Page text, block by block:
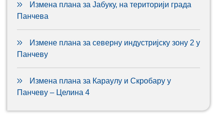
Измена плана за Јабуку, на територији града
Панчева
Измене плана за северну индустријску зону 2 у
Панчеву
Измена плана за Караулу и Скробару у
Панчеву – Целина 4